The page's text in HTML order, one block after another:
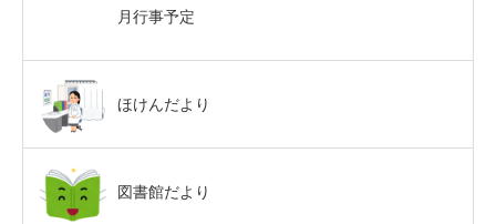
月行事予定
ほけんだより
図書館だより